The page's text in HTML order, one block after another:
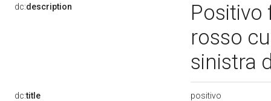
dc:description
Positivo
rosso
sinistra
dc:title positivo